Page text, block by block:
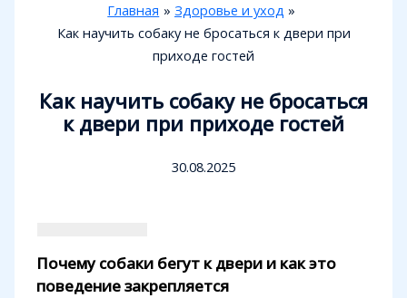
Главная
Здоровье и уход
Как научить собаку не бросаться к двери при
приходе гостей
Как научить собаку не бросаться
к двери при приходе гостей
30.08.2025
Почему собаки бегут к двери и как это
поведение закрепляется